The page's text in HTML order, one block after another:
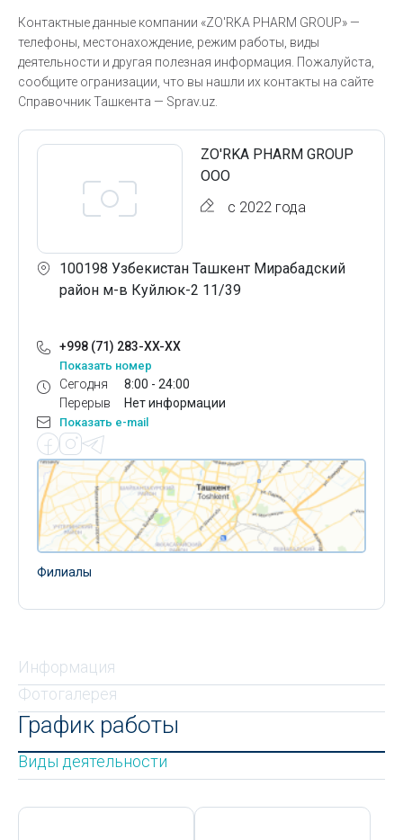
Контактные данные компании «ZO'RKA PHARM GROUP» —
телефоны, местонахождение, режим работы, виды
деятельности и другая полезная информация. Пожалуйста,
сообщите огранизации, что вы нашли их контакты на сайте
Справочник Ташкента — Sprav.uz.
ZO'RKA PHARM GROUP
ООО
с 2022 года
100198 Узбекистан Ташкент Мирабадский
район м-в Куйлюк-2 11/39
+998 (71) 283-XX-XX
Показать номер
Сегодня
Перерыв
8:00 - 24:00
Нет информации
Показать e-mail
Филиалы
Информация
Фотогалерея
График работы
Виды деятельности